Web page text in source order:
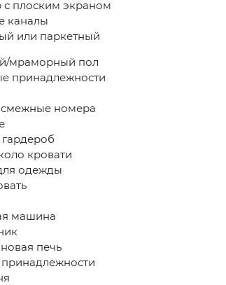
с плоским экраном
каналы
или паркетный
мраморный пол
принадлежности
номера
кровати
одежды
машина
печь